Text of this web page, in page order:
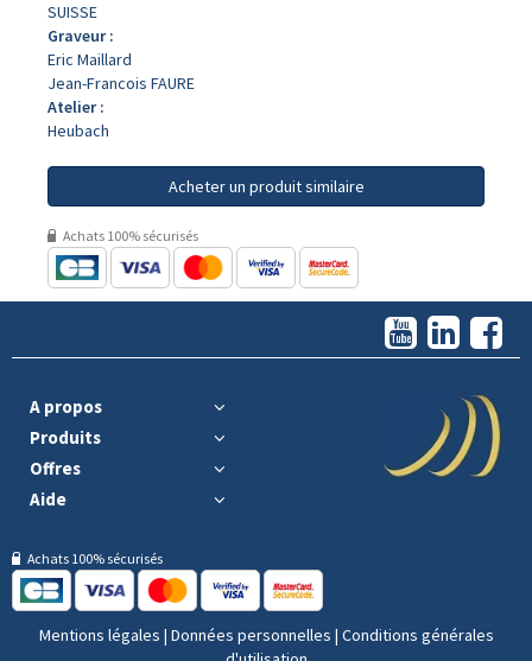
SUISSE
Graveur :
Eric Maillard
Jean-Francois FAURE
Atelier :
Heubach
Acheter un produit similaire
Achats 100% sécurisés
A propos
Produits
Offres
Aide
Achats 100% sécurisés
Mentions légales | Données personnelles | Conditions générales